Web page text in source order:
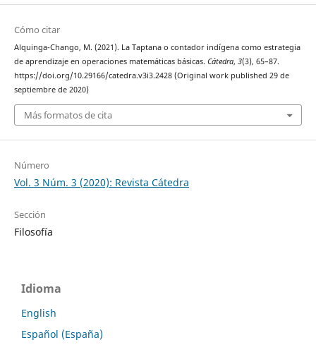
Cómo citar
Alquinga-Chango, M. (2021). La Taptana o contador indígena como estrategia
de aprendizaje en operaciones matemáticas básicas. Cátedra, 3(3), 65–87.
https://doi.org/10.29166/catedra.v3i3.2428 (Original work published 29 de
septiembre de 2020)
Más formatos de cita
Número
Vol. 3 Núm. 3 (2020): Revista Cátedra
Sección
Filosofía
Idioma
English
Español (España)